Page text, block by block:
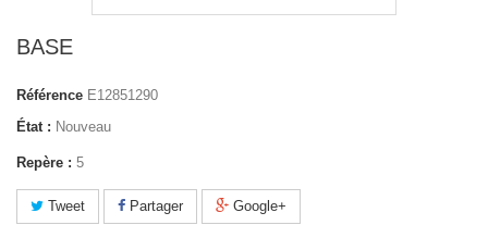
BASE
Référence E12851290
État : Nouveau
Repère : 5
Tweet Partager Google+